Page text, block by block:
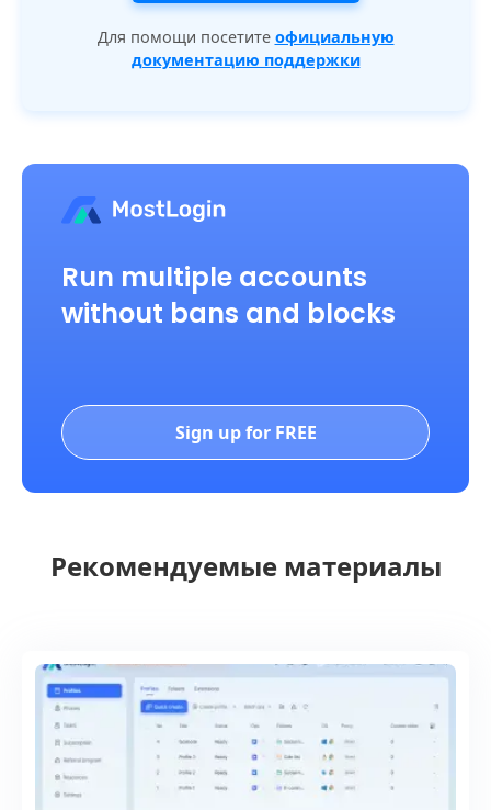
Для помощи посетите официальную
документацию поддержки
Run multiple accounts
without bans and blocks
Sign up for FREE
Рекомендуемые материалы